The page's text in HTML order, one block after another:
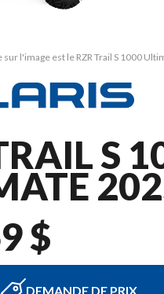
l'image est le RZR Trail S 1000
S
$
DEMANDE DE PRIX